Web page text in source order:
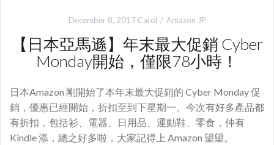
December 8, 2017 Carol Amazon JP
【日本亞馬遜】年末最大促銷 Cyber​​
Monday開始，僅限78小時！
日本Amazon 剛開始了本年末最大促銷的 Cyber​​ Monday 促
銷，優惠已經開始，折扣至到下星期一。今次有好多產品都
有折扣，包括衫、電器、日用品、運動鞋、零食，仲有
Kindle 添，總之好多啦，大家記得上 Amazon 望望。